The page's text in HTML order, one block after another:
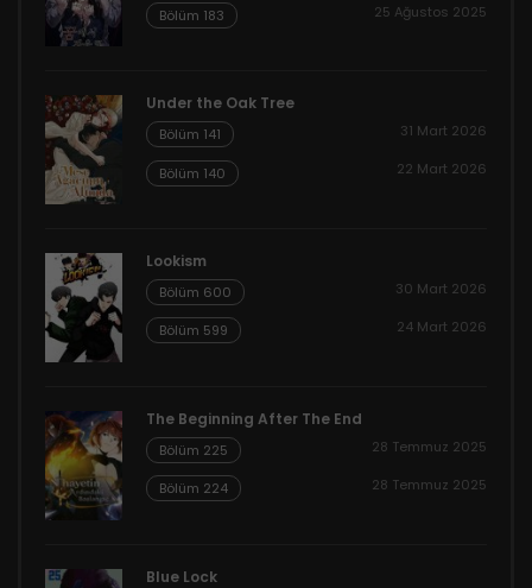
Bölüm 183 25 Ağustos 2025
Under the Oak Tree
Bölüm 141 31 Mart 2026
Bölüm 140 22 Mart 2026
Lookism
Bölüm 600 30 Mart 2026
Bölüm 599 24 Mart 2026
The Beginning After The End
Bölüm 225 28 Temmuz 2025
Bölüm 224 28 Temmuz 2025
Blue Lock